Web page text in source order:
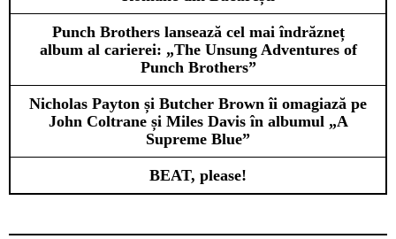
Punch Brothers lansează cel mai îndrăzneț
album al carierei: „The Unsung Adventures of
Punch Brothers”
Nicholas Payton și Butcher Brown îi omagiază pe
John Coltrane și Miles Davis în albumul „A
Supreme Blue”
BEAT, please!